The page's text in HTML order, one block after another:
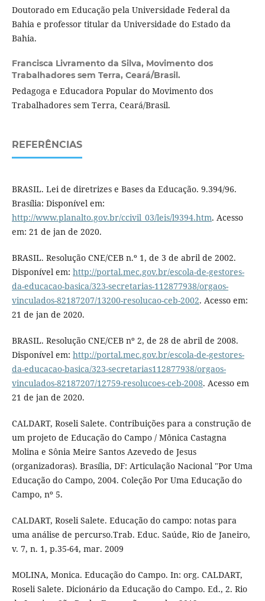
Doutorado em Educação pela Universidade Federal da
Bahia e professor titular da Universidade do Estado da
Bahia.
Francisca Livramento da Silva, Movimento dos
Trabalhadores sem Terra, Ceará/Brasil.
Pedagoga e Educadora Popular do Movimento dos
Trabalhadores sem Terra, Ceará/Brasil.
REFERÊNCIAS
BRASIL. Lei de diretrizes e Bases da Educação. 9.394/96.
Brasília: Disponível em:
http://www.planalto.gov.br/ccivil_03/leis/l9394.htm. Acesso
em: 21 de jan de 2020.
BRASIL. Resolução CNE/CEB n.º 1, de 3 de abril de 2002.
Disponível em: http://portal.mec.gov.br/escola-de-gestores-
da-educacao-basica/323-secretarias-112877938/orgaos-
vinculados-82187207/13200-resolucao-ceb-2002. Acesso em:
21 de jan de 2020.
BRASIL. Resolução CNE/CEB nº 2, de 28 de abril de 2008.
Disponível em: http://portal.mec.gov.br/escola-de-gestores-
da-educacao-basica/323-secretarias112877938/orgaos-
vinculados-82187207/12759-resolucoes-ceb-2008. Acesso em
21 de jan de 2020.
CALDART, Roseli Salete. Contribuições para a construção de
um projeto de Educação do Campo / Mônica Castagna
Molina e Sônia Meire Santos Azevedo de Jesus
(organizadoras). Brasília, DF: Articulação Nacional "Por Uma
Educação do Campo, 2004. Coleção Por Uma Educação do
Campo, nº 5.
CALDART, Roseli Salete. Educação do campo: notas para
uma análise de percurso.Trab. Educ. Saúde, Rio de Janeiro,
v. 7, n. 1, p.35-64, mar. 2009
MOLINA, Monica. Educação do Campo. In: org. CALDART,
Roseli Salete. Dicionário da Educação do Campo. Ed., 2. Rio